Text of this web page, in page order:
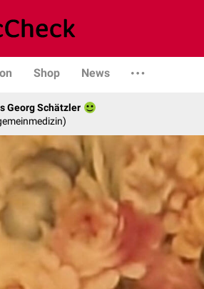
Shop News
Georg Schätzler